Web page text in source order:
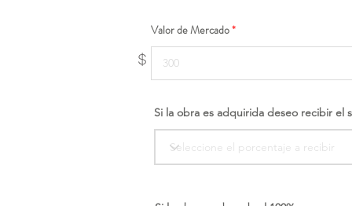
$
Valor de Mercado
Si la obra es adquirida deseo recibir el